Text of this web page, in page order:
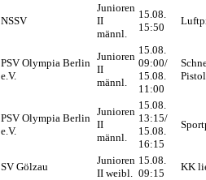
NSSV
Junioren
II
männl.
15.08.
15:50
PSV Olympia Berlin
e.V.
Junioren
II
männl.
15.08.
09:00/
15.08.
11:00
PSV Olympia Berlin
e.V.
Junioren
II
männl.
15.08.
13:15/
15.08.
16:15
SV Gölzau
Junioren
II weibl.
15.08.
09:15
KK